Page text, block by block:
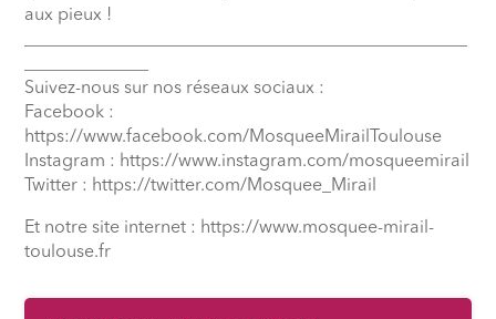
aux pieux !
Suivez-nous sur nos réseaux sociaux :
Facebook :
https://www.facebook.com/MosqueeMirailToulouse
Instagram : https://www.instagram.com/mosqueemirail
Twitter : https://twitter.com/Mosquee_Mirail
Et notre site internet : https://www.mosquee-mirail-
toulouse.fr